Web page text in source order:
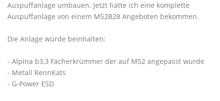
Auspuffanlage umbauen. Jetzt hätte ich eine komplette
Auspuffanlage von einem M52B28 Angeboten bekommen.
Die Anlage würde beinhalten:
- Alpina b3,3 Fächerkrümmer der auf M52 angepasst wurde
- Metall RennKats
- G-Power ESD